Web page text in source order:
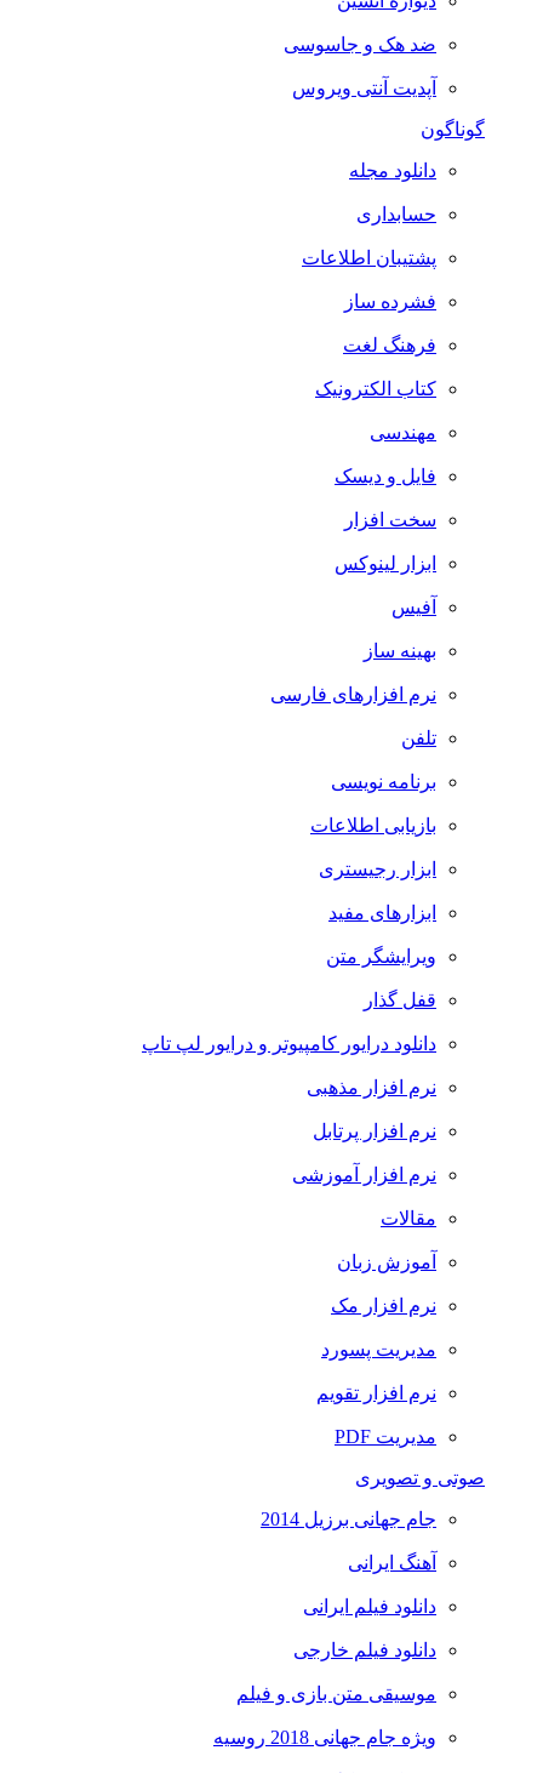
ضد هک و جاسوسی
آپدیت آنتی ویروس
گوناگون
دانلود مجله
حسابداری
پشتیبان اطلاعات
فشرده ساز
فرهنگ لغت
کتاب الکترونیک
مهندسی
فایل و دیسک
سخت افزار
ابزار لینوکس
آفیس
بهینه ساز
نرم افزارهای فارسی
تلفن
برنامه نویسی
بازیابی اطلاعات
ابزار رجیستری
ابزارهای مفید
ویرایشگر متن
قفل گذار
دانلود درایور کامپیوتر و درایور لپ تاپ
نرم افزار مذهبی
نرم افزار پرتابل
نرم افزار آموزشی
مقالات
آموزش زبان
نرم افزار مک
مدیریت پسورد
نرم افزار تقویم
مدیریت PDF
صوتی و تصویری
جام جهانی برزیل 2014
آهنگ ایرانی
دانلود فیلم ایرانی
دانلود فیلم خارجی
موسیقی متن بازی و فیلم
ویژه جام جهانی 2018 روسیه